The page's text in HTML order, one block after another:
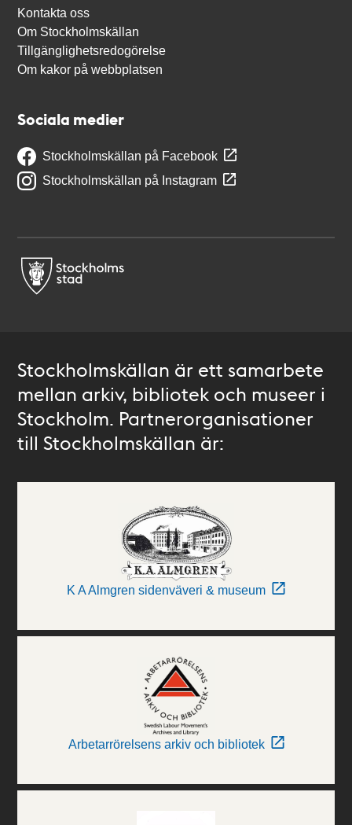
Kontakta oss
Om Stockholmskällan
Tillgänglighetsredogörelse
Om kakor på webbplatsen
Sociala medier
Stockholmskällan på Facebook
Stockholmskällan på Instagram
Stockholmskällan är ett samarbete
mellan arkiv, bibliotek och museer i
Stockholm. Partnerorganisationer
till Stockholmskällan är:
K A Almgren sidenväveri & museum
Arbetarrörelsens arkiv och bibliotek